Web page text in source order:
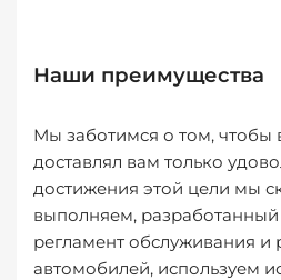
Наши преимущества
Мы заботимся о том, чтобы
доставлял вам только
достижения этой цели мы
выполняем,
регламент обслуживания и
автомобилей, используем